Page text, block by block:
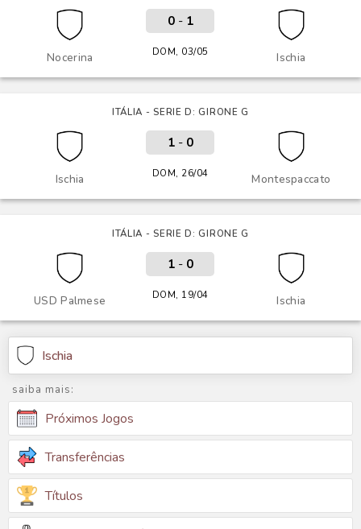
Nocerina Ischia
0- 1
DOM, 03/05
ITÁLIA - SERIE D: GIRONE G
Ischia Montespaccato
1- 0
DOM, 26/04
ITÁLIA - SERIE D: GIRONE G
USD Palmese Ischia
1- 0
DOM, 19/04
Ischia
saiba mais:
Próximos Jogos
Transferências
Títulos